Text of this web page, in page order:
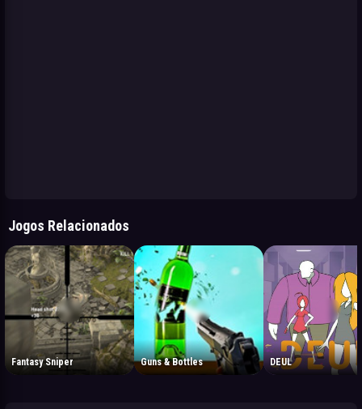
Jogos Relacionados
Fantasy Sniper Guns & Bottles DEUL